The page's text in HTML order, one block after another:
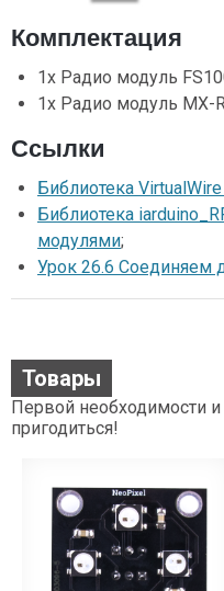
Комплектация
1x Радио модуль
1x Радио модуль MX-
Ссылки
Библиотека
Библиотека
модулями;
Урок 26.6 Соединяем
Товары
Первой необходимости
пригодиться!